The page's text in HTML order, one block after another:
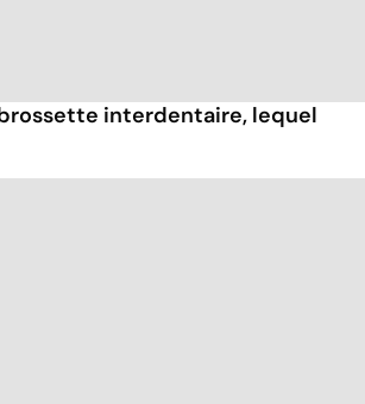
interdentaire, lequel